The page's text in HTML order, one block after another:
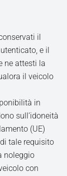
il
e il
ne attesti la
il veicolo
in
sull’idoneità
(UE)
tale requisito
noleggio
con